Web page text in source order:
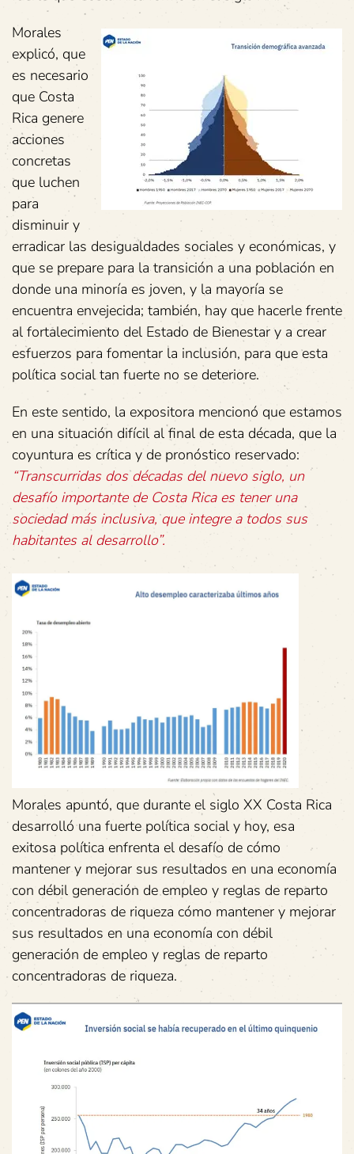
Morales
explicó, que
es necesario
que Costa
Rica genere
acciones
concretas
que luchen
para
disminuir y
erradicar las desigualdades sociales y económicas, y
que se prepare para la transición a una población en
donde una minoría es joven, y la mayoría se
encuentra envejecida; también, hay que hacerle frente
al fortalecimiento del Estado de Bienestar y a crear
esfuerzos para fomentar la inclusión, para que esta
política social tan fuerte no se deteriore.
En este sentido, la expositora mencionó que estamos
en una situación difícil al final de esta década, que la
coyuntura es crítica y de pronóstico reservado:
“Transcurridas dos décadas del nuevo siglo, un
desafío importante de Costa Rica es tener una
sociedad más inclusiva, que integre a todos sus
habitantes al desarrollo”.
Morales apuntó, que durante el siglo XX Costa Rica
desarrolló una fuerte política social y hoy, esa
exitosa política enfrenta el desafío de cómo
mantener y mejorar sus resultados en una economía
con débil generación de empleo y reglas de reparto
concentradoras de riqueza cómo mantener y mejorar
sus resultados en una economía con débil
generación de empleo y reglas de reparto
concentradoras de riqueza.